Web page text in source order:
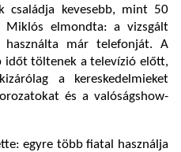
kevesebb, mint 50
Miklós elmondta: a vizsgált
már telefonját. A
időt töltenek a televízió előtt,
a kereskedelmieket
és a valóságshow-
egyre több fiatal használja